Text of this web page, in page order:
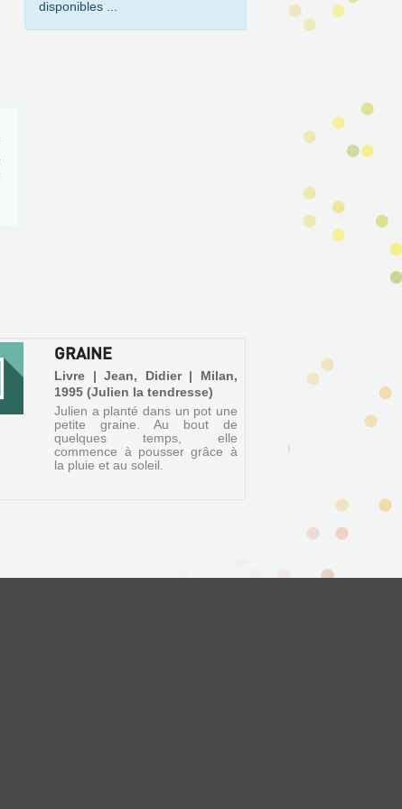
fenêtre)
disponibles ...
GRAINE
Livre | Jean, Didier | Milan,
1995 (Julien la tendresse)
Julien a planté dans un pot une
petite graine. Au bout de
quelques temps, elle
commence à pousser grâce à
la pluie et au soleil.